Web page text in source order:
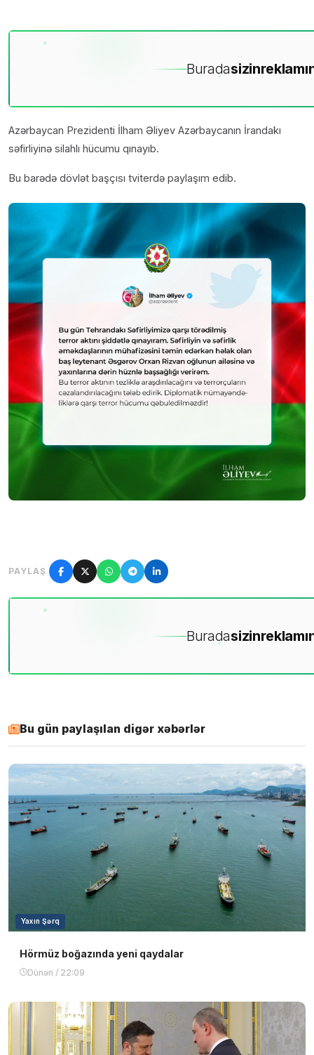
Buradasizin
Azərbaycan Prezidenti İlham Əliyev Azərbaycanın İrandakı
səfirliyinə silahlı hücumu qınayıb.
Bu barədə dövlət başçısı tviterdə paylaşım edib.
PAYLAŞ
Buradasizin
Bu gün paylaşılan digər xəbərlər
Yaxın Şərq
Hörmüz boğazında yeni qaydalar
Dünən / 22:09